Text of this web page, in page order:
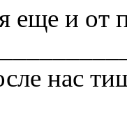
еще и от
нас